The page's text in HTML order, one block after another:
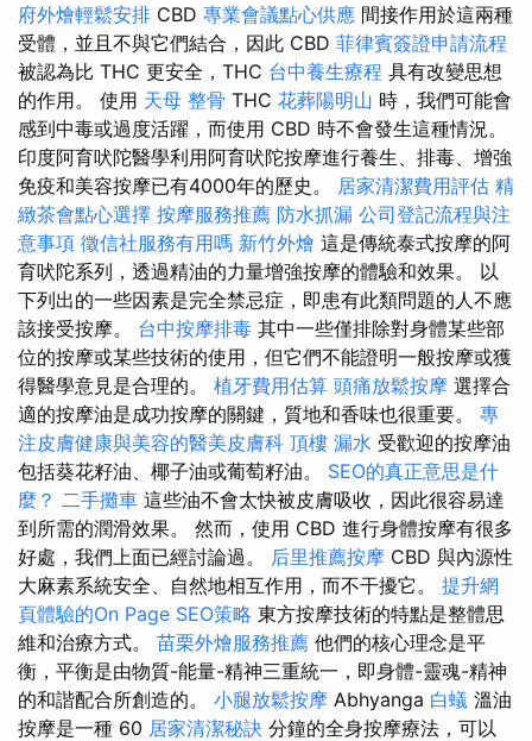
府外燴輕鬆安排 CBD 專業會議點心供應 間接作用於這兩種
受體，並且不與它們結合，因此 CBD 菲律賓簽證申請流程
被認為比 THC 更安全，THC 台中養生療程 具有改變思想
的作用。 使用 天母 整骨 THC 花葬陽明山 時，我們可能會
感到中毒或過度活躍，而使用 CBD 時不會發生這種情況。
印度阿育吠陀醫學利用阿育吠陀按摩進行養生、排毒、增強
免疫和美容按摩已有4000年的歷史。 居家清潔費用評估 精
緻茶會點心選擇 按摩服務推薦 防水抓漏 公司登記流程與注
意事項 徵信社服務有用嗎 新竹外燴 這是傳統泰式按摩的阿
育吠陀系列，透過精油的力量增強按摩的體驗和效果。 以
下列出的一些因素是完全禁忌症，即患有此類問題的人不應
該接受按摩。 台中按摩排毒 其中一些僅排除對身體某些部
位的按摩或某些技術的使用，但它們不能證明一般按摩或獲
得醫學意見是合理的。 植牙費用估算 頭痛放鬆按摩 選擇合
適的按摩油是成功按摩的關鍵，質地和香味也很重要。 專
注皮膚健康與美容的醫美皮膚科 頂樓 漏水 受歡迎的按摩油
包括葵花籽油、椰子油或葡萄籽油。 SEO的真正意思是什
麼？ 二手攤車 這些油不會太快被皮膚吸收，因此很容易達
到所需的潤滑效果。 然而，使用 CBD 進行身體按摩有很多
好處，我們上面已經討論過。 后里推薦按摩 CBD 與內源性
大麻素系統安全、自然地相互作用，而不干擾它。 提升網
頁體驗的On Page SEO策略 東方按摩技術的特點是整體思
維和治療方式。 苗栗外燴服務推薦 他們的核心理念是平
衡，平衡是由物質-能量-精神三重統一，即身體-靈魂-精神
的和諧配合所創造的。 小腿放鬆按摩 Abhyanga 白蟻 溫油
按摩是一種 60 居家清潔秘訣 分鐘的全身按摩療法，可以